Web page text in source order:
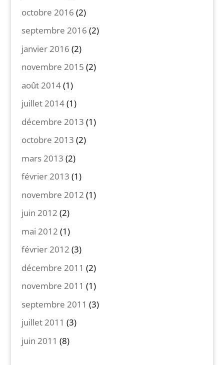
octobre 2016 (2)
septembre 2016 (2)
janvier 2016 (2)
novembre 2015 (2)
août 2014(1)
juillet 2014(1)
décembre 2013 (1)
octobre 2013 (2)
mars 2013 (2)
février 2013 (1)
novembre 2012 (1)
juin 2012 (2)
mai 2012 (1)
février 2012 (3)
décembre 2011 (2)
novembre 2011 (1)
septembre 2011 (3)
juillet 2011 (3)
juin 2011 (8)